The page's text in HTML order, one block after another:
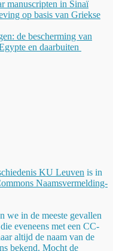
manuscripten in Sinaï
de bescherming van
en daarbuiten
KU Leuven is in
Naamsvermelding-
we in de meeste gevallen
eveneens met een CC-
altijd de naam van de
bekend. Mocht de